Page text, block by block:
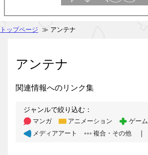
トップページ ≫ アンテナ
アンテナ
関連情報へのリンク集
ジャンルで絞り込む：
マンガ アニメーション
ゲーム
メディアアート
複合・その他 ｜